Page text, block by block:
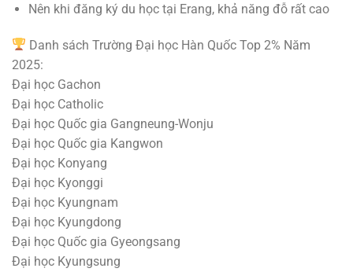
Nên khi đăng ký du học tại Erang, khả năng đỗ rất cao
Danh sách Trường Đại học Hàn Quốc Top 2% Năm
2025:
Đại học Gachon
Đại học Catholic
Đại học Quốc gia Gangneung-Wonju
Đại học Quốc gia Kangwon
Đại học Konyang
Đại học Kyonggi
Đại học Kyungnam
Đại học Kyungdong
Đại học Quốc gia Gyeongsang
Đại học Kyungsung